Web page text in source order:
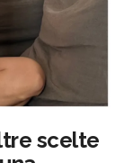
scelte